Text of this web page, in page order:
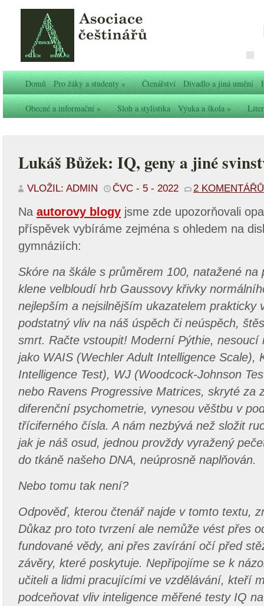
Domů Pro žáky a studenty» Čtenářství Divadlo a jiná umění
Obecné a informační» Sloh a stylistika Výuka a škola»
Lukáš Bůžek: IQ, geny a jiné
VLOŽIL: ADMIN ČVC - 5 - 2022 2 KOMENTÁŘŮ
Na autorovy blogy jsme zde upozorňovali
příspěvek vybíráme zejména s ohledem na
gymnáziích:
Skóre na škále s průměrem 100, natažené
klene velbloudí hrb Gaussovy křivky
nejlepším a nejsilnějším ukazatelem prakticky
podstatný vliv na náš úspěch či neúspěch,
smrt. Račte vstoupit! Moderní Pýthie, nesoucí
jako WAIS (Wechler Adult Intelligence Scale),
Intelligence Test), WJ (Woodcock-Johnson
nebo Ravens Progressive Matrices, skryté za
diferenční psychometrie, vynesou věštbu v
tříciferného čísla. A nám nezbývá než složit
jak je náš osud, jednou provždy vyražený
do tkáně našeho DNA, neúprosně naplňován.
Nebo tomu tak není?
Odpověď, kterou čtenář najde v tomto textu,
Důkaz pro toto tvrzení ale nemůže vést přes
fundované vědy, ani přes zavírání očí před
závěry, které poskytuje. Nepřipojíme se k
učiteli a lidmi pracujícími ve vzdělávání, kteří
podceňovat vliv inteligence měřené testy IQ